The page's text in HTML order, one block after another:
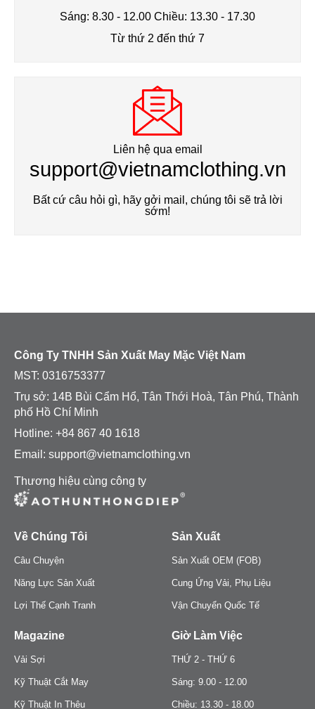
Sáng: 8.30 - 12.00 Chiều: 13.30 - 17.30
Từ thứ 2 đến thứ 7
Liên hệ qua email
support@vietnamclothing.vn
Bất cứ câu hỏi gì, hãy gởi mail, chúng tôi sẽ trả lời
sớm!
Công Ty TNHH Sản Xuất May Mặc Việt Nam
MST: 0316753377
Trụ sở: 14B Bùi Cẩm Hổ, Tân Thới Hoà, Tân Phú, Thành
phố Hồ Chí Minh
Hotline: +84 867 40 1618
Email: support@vietnamclothing.vn
Thương hiệu cùng công ty
Về Chúng Tôi
Câu Chuyện
Năng Lực Sản Xuất
Lợi Thế Cạnh Tranh
Sản Xuất
Sản Xuất OEM (FOB)
Cung Ứng Vải, Phụ Liệu
Vận Chuyển Quốc Tế
Magazine
Vải Sợi
Kỹ Thuật Cắt May
Kỹ Thuật In Thêu
Giờ Làm Việc
THỨ 2 - THỨ 6
Sáng: 9.00 - 12.00
Chiều: 13.30 - 18.00